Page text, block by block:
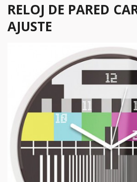
RELOJ DE PARED
AJUSTE